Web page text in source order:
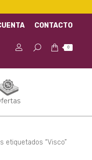
CONTACTO
0
etiquetados “Visco”